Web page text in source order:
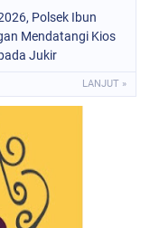
Polsek Ibun
Mendatangi Kios
Jukir
LANJUT »